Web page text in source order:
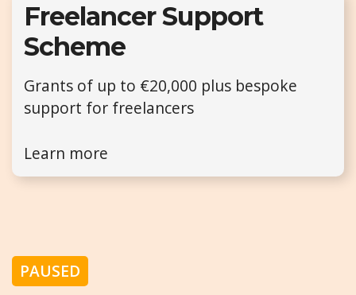
Freelancer Support
Scheme
Grants of up to €20,000 plus bespoke
support for freelancers
Learn more
PAUSED